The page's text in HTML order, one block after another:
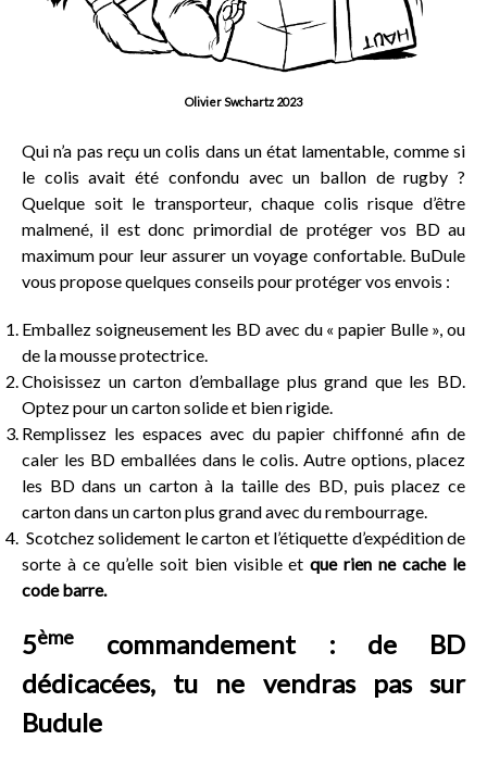
Olivier Swchartz 2023
Qui n’a pas reçu un colis dans un état lamentable, comme si
le colis avait été confondu avec un ballon de rugby ?
Quelque soit le transporteur, chaque colis risque d’être
malmené, il est donc primordial de protéger vos BD au
maximum pour leur assurer un voyage confortable. BuDule
vous propose quelques conseils pour protéger vos envois :
Emballez soigneusement les BD avec du « papier Bulle », ou
de la mousse protectrice.
Choisissez un carton d’emballage plus grand que les BD.
Optez pour un carton solide et bien rigide.
Remplissez les espaces avec du papier chiffonné afin de
caler les BD emballées dans le colis. Autre options, placez
les BD dans un carton à la taille des BD, puis placez ce
carton dans un carton plus grand avec du rembourrage.
Scotchez solidement le carton et l’étiquette d’expédition de
sorte à ce qu’elle soit bien visible etque rien ne cache le
code barre.
5ème
commandement : de BD
dédicacées, tu ne vendras pas sur
Budule